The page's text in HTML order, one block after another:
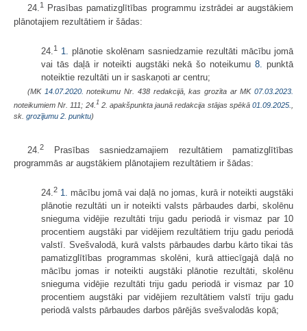
24.1
Prasības pamatizglītības programmu izstrādei ar augstākiem
plānotajiem rezultātiem ir šādas:
24. 1 1. plānotie skolēnam sasniedzamie rezultāti mācību jomā
vai tās daļā ir noteikti augstāki nekā šo noteikumu8.
punktā
noteiktie rezultāti un ir saskaņoti ar centru;
(MK 14.07.2020. noteikumu Nr. 438 redakcijā, kas grozīta ar MK07.03.2023.
noteikumiem Nr. 111; 24. 1 2. apakšpunkta jaunā redakcija stājas spēkā01.09.2025.
sk. grozījumu 2. punktu)
24. 2
Prasības sasniedzamajiem rezultātiem pamatizglītības
programmās ar augstākiem plānotajiem rezultātiem ir šādas:
24.2 1. mācību jomā vai daļā no jomas, kurā ir noteikti augstāki
plānotie rezultāti un ir noteikti valsts pārbaudes darbi, skolēnu
snieguma vidējie rezultāti triju gadu periodā ir vismaz par 10
procentiem augstāki par vidējiem rezultātiem triju gadu periodā
valstī. Svešvalodā, kurā valsts pārbaudes darbu kārto tikai tās
pamatizglītības programmas skolēni, kurā attiecīgajā daļā no
mācību jomas ir noteikti augstāki plānotie rezultāti, skolēnu
snieguma vidējie rezultāti triju gadu periodā ir vismaz par 10
procentiem augstāki par vidējiem rezultātiem valstī triju gadu
periodā valsts pārbaudes darbos pārējās svešvalodās kopā;